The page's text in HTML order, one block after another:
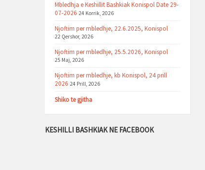
Mbledhja e Keshillit Bashkiak Konispol Date 29-
07-2026 24 Korrik, 2026
Njoftim per mbledhje, 22.6.2025, Konispol
22 Qershor, 2026
Njoftim per mbledhje, 25.5.2026, Konispol
25 Maj, 2026
Njoftim per mbledhje, kb Konispol, 24 prill
2026 24 Prill, 2026
Shiko te gjitha
KESHILLI BASHKIAK NE FACEBOOK